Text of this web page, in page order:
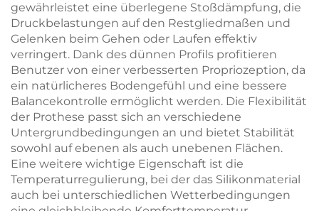
gewährleistet eine überlegene Stoßdämpfung, die
Druckbelastungen auf den Restgliedmaßen und
Gelenken beim Gehen oder Laufen effektiv
verringert. Dank des dünnen Profils profitieren
Benutzer von einer verbesserten Propriozeption, da
ein natürlicheres Bodengefühl und eine bessere
Balancekontrolle ermöglicht werden. Die Flexibilität
der Prothese passt sich an verschiedene
Untergrundbedingungen an und bietet Stabilität
sowohl auf ebenen als auch unebenen Flächen.
Eine weitere wichtige Eigenschaft ist die
Temperaturregulierung, bei der das Silikonmaterial
auch bei unterschiedlichen Wetterbedingungen